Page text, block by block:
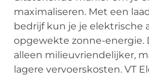
maximaliseren. Met een
bedrijf kun je je elektrische
opgewekte zonne-energie.
alleen milieuvriendelijker,
lagere vervoerskosten. VT